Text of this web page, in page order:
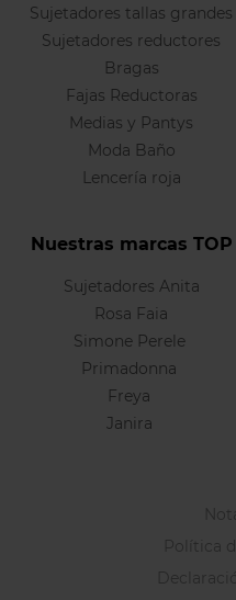
Sujetadores tallas grandes
Sujetadores reductores
Bragas
Fajas Reductoras
Medias y Pantys
Moda Baño
Lencería roja
Nuestras marcas TOP
Sujetadores Anita
Rosa Faia
Simone Perele
Primadonna
Freya
Janira
Política